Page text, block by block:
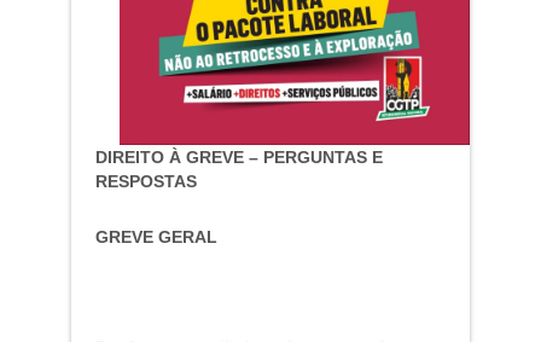
DIREITO À GREVE – PERGUNTAS E
RESPOSTAS
GREVE GERAL